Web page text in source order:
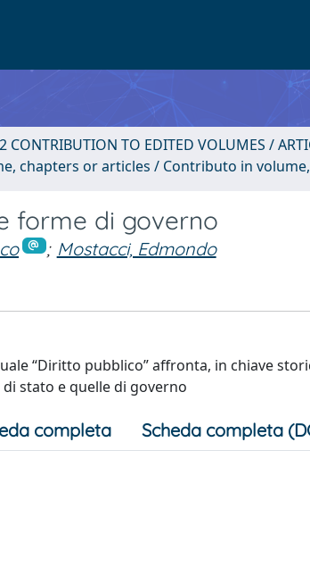
CONTRIBUTION TO EDITED VOLUMES /
chapters or articles / Contributo in
forme di governo
; Mostacci, Edmondo
“Diritto pubblico” affronta, in chiave
stato e quelle di governo
completa Scheda completa